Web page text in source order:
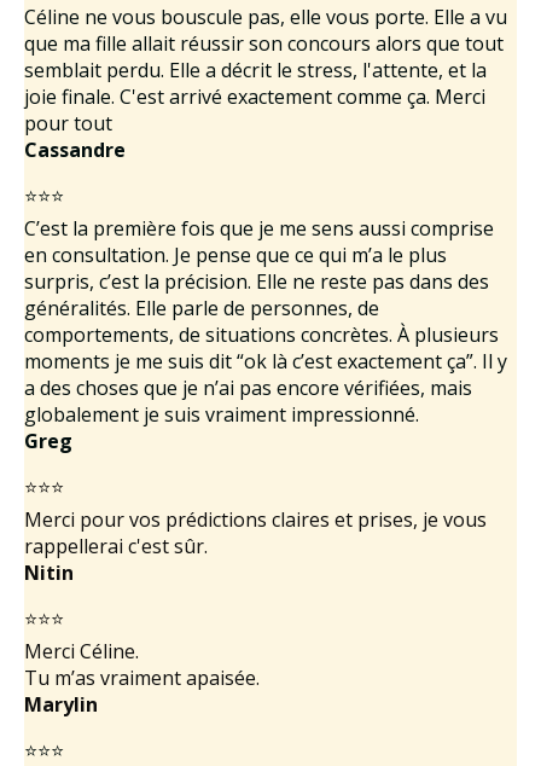
Céline ne vous bouscule pas, elle vous porte. Elle a vu
que ma fille allait réussir son concours alors que tout
semblait perdu. Elle a décrit le stress, l'attente, et la
joie finale. C'est arrivé exactement comme ça. Merci
pour tout
Cassandre
⭐⭐⭐
C’est la première fois que je me sens aussi comprise
en consultation. Je pense que ce qui m’a le plus
surpris, c’est la précision. Elle ne reste pas dans des
généralités. Elle parle de personnes, de
comportements, de situations concrètes. À plusieurs
moments je me suis dit “ok là c’est exactement ça”. Il y
a des choses que je n’ai pas encore vérifiées, mais
globalement je suis vraiment impressionné.
Greg
⭐⭐⭐
Merci pour vos prédictions claires et prises, je vous
rappellerai c'est sûr.
Nitin
⭐⭐⭐
Merci Céline.
Tu m’as vraiment apaisée.
Marylin
⭐⭐⭐